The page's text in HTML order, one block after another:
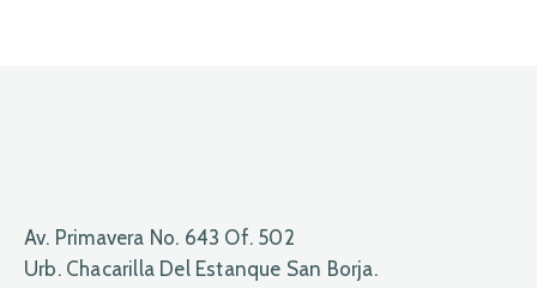
Av. Primavera No. 643 Of. 502
Urb. Chacarilla Del Estanque San Borja.